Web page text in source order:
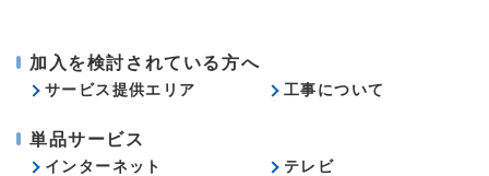
加入を検討されている方へ
サービス提供エリア 工事について
単品サービス
インターネット
テレビ